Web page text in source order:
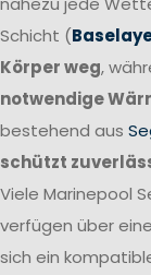
Schicht (
Körper weg,
notwendige
bestehend aus
schützt
Viele Marinepool
verfügen über
sich ein